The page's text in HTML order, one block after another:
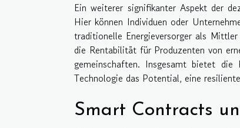
Ein weiterer signifikanter Aspekt der
Hier können Individuen oder
traditionelle Energieversorger als
die Rentabilität für Produzenten von
gemeinschaften. Insgesamt bietet die
Technologie das Potential, eine
Smart Contracts